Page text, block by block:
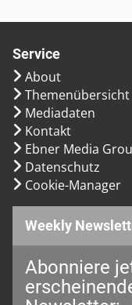
Service
About
Themenübersicht
Mediadaten
Kontakt
Ebner Media
Datenschutz
Cookie-Manager
Weekly
Abonniere